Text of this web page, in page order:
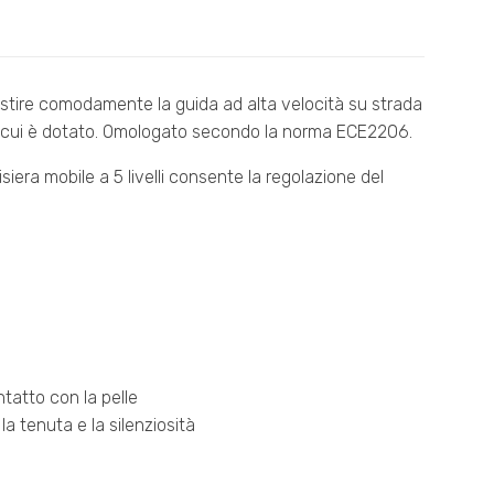
comodamente la guida ad alta velocità su strada
è dotato. Omologato secondo la norma ECE2206.
mobile a 5 livelli consente la regolazione del
con la pelle
tenuta e la silenziosità